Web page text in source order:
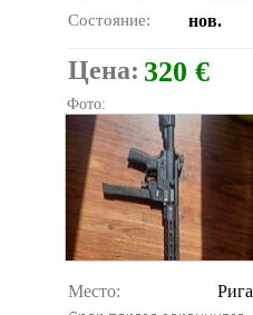
Состояние: нов.
Цена: 320 €
Фото:
Место: Рига